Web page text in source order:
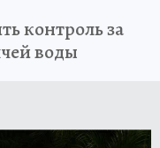
контроль за
воды